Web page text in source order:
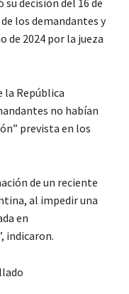
los demandantes y
de 2024 por la jueza
la República
no habían
prevista en los
de un reciente
al impedir una
en
indicaron.